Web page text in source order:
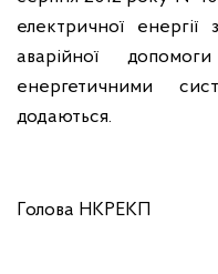
електричної
аварійної
енергетичними
додаються.
Голова НКРЕКП